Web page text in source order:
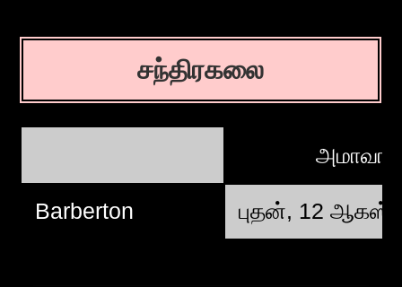
சந்திரகலை
Barberton புதன், 12 ஆகஸ்ட்